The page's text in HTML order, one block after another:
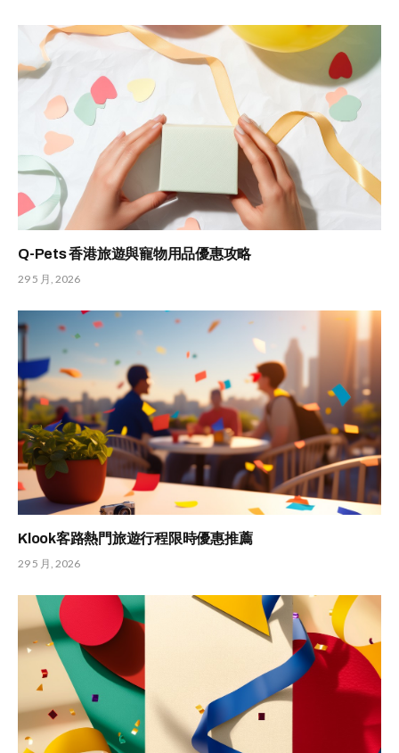
Q-Pets 香港旅遊與寵物用品優惠攻略
29 5 月, 2026
Klook客路熱門旅遊行程限時優惠推薦
29 5 月, 2026